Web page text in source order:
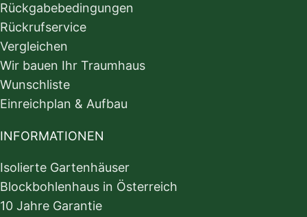
Rückgabebedingungen
Rückrufservice
Vergleichen
Wir bauen Ihr Traumhaus
Wunschliste
Einreichplan & Aufbau
INFORMATIONEN
Isolierte Gartenhäuser
Blockbohlenhaus in Österreich
10 Jahre Garantie